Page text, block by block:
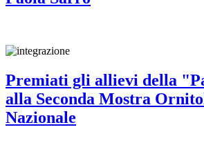
Premiati gli allievi della
alla Seconda Mostra
Nazionale